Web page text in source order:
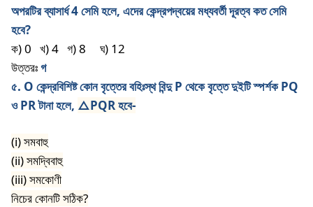
অপরটির ব্যাসার্ধ 4 সেমি হলে, এদের কেন্দ্রপদ্বয়ের মধ্যবর্তী দূরত্ব কত সেমি
হবে?
ক) 0 খ) 4 গ) 8
ঘ) 12
উত্তরঃগ
৫. O কেন্দ্রবিশিষ্ট কোন বৃত্তের বহিঃস্থ বিন্দু P থেকে বৃত্তে দুইটি স্পর্শক PQ
ও PR টানা হলে, △PQRহবে-
(i)সমবাহু
(ii)সমদ্বিবাহু
(iii)সমকোণী
নিচের কোনটি সঠিক?